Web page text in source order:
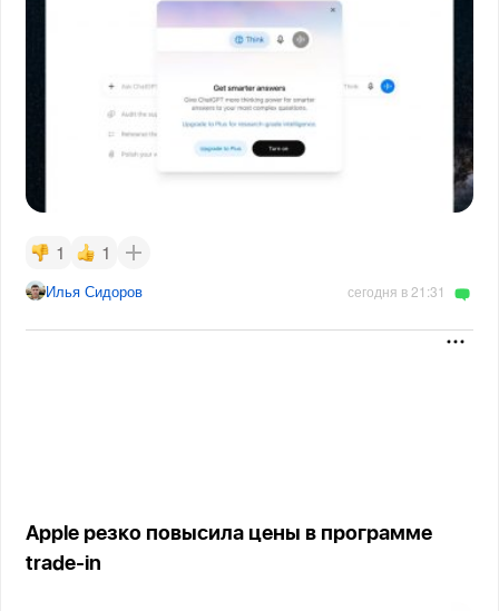
1 1
Илья Сидоров сегодня в 21:31
Apple резко повысила цены в программе
trade-in